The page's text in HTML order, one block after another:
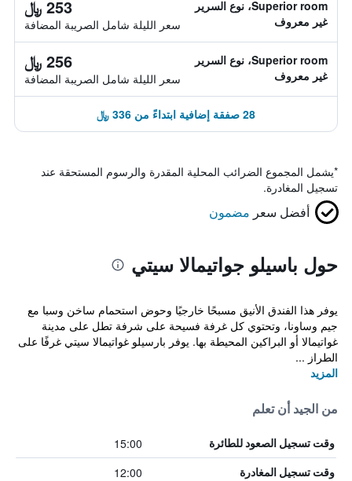
Superior room، نوع السرير
غير معروف
253 ﷼
سعر الليلة شامل الصريبة المضافة
Superior room، نوع السرير
غير معروف
256 ﷼
سعر الليلة شامل الصريبة المضافة
28 صفقة إضافية ابتداءً من 336 ﷼
*يشمل المجموع الضرائب المحلية المقدرة والرسوم المستحقة عند
تسجيل المغادرة.
أفضل سعر مضمون
حول باسيلو جواتيمالا سيتي
يوفر هذا الفندق الأنيق مسبحًا خارجيًا وحوض استحمام ساخن وسبا مع
جيم وساونا، وتحتوي كل غرفة فسيحة على شرفة تطل على مدينة
غواتيمالا أو البراكين المحيطة بها. يوفر بارسيلو غواتيمالا سيتي غرفًا على
الطراز ...
المزيد
من الجيد أن تعلم
وقت تسجيل الصعود للطائرة 15:00
وقت تسجيل المغادرة 12:00